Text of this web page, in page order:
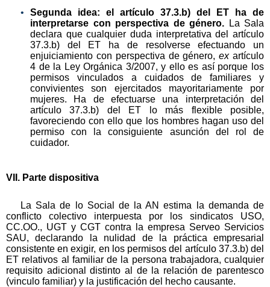
Segunda idea: el artículo 37.3.b) del ET ha de
interpretarse con perspectiva de género.
La Sala
declara que cualquier duda interpretativa del artículo
37.3.b) del ET ha de resolverse efectuando un
enjuiciamiento con perspectiva de género,exartículo
4 de la Ley Orgánica 3/2007, y ello es así porque los
permisos vinculados a cuidados de familiares y
convivientes son ejercitados mayoritariamente por
mujeres. Ha de efectuarse una interpretación del
artículo 37.3.b) del ET lo más flexible posible,
favoreciendo con ello que los hombres hagan uso del
permiso con la consiguiente asunción del rol de
cuidador.
VII. Parte dispositiva
La Sala de lo Social de la AN estima la demanda de
conflicto colectivo interpuesta por los sindicatos USO,
CC.OO., UGT y CGT contra la empresa Serveo Servicios
SAU, declarando la nulidad de la práctica empresarial
consistente en exigir, en los permisos del artículo 37.3.b) del
ET relativos al familiar de la persona trabajadora, cualquier
requisito adicional distinto al de la relación de parentesco
(vinculo familiar) y la justificación del hecho causante.